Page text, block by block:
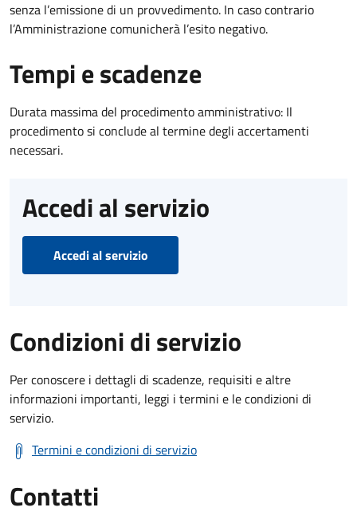
senza l’emissione di un provvedimento. In caso contrario
l’Amministrazione comunicherà l’esito negativo.
Tempi e scadenze
Durata massima del procedimento amministrativo: Il
procedimento si conclude al termine degli accertamenti
necessari.
Accedi al servizio
Accedi al servizio
Condizioni di servizio
Per conoscere i dettagli di scadenze, requisiti e altre
informazioni importanti, leggi i termini e le condizioni di
servizio.
Termini e condizioni di servizio
Contatti